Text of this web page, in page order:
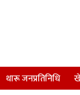
Nepal.
थारू जनप्रतिनिधि